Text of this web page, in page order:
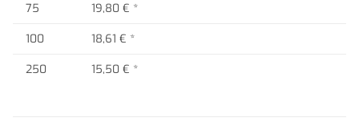
75
19,80 € *
100
18,61 € *
250
15,50 € *